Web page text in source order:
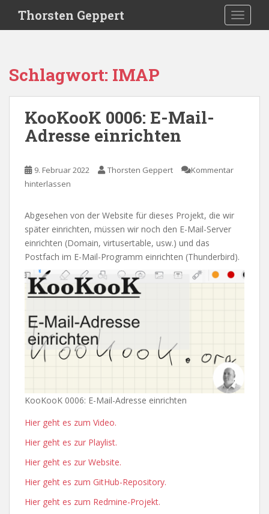
i
Thorsten Geppert
Schlagwort: IMAP
KooKooK 0006: E-Mail-
Adresse einrichten
9. Februar 2022 Thorsten Geppert
Kommentar
hinterlassen
Abgesehen von der Website für dieses Projekt, die wir
später einrichten, müssen wir noch den E-Mail-Server
einrichten (Domain, virtusertable, usw.) und das
Postfach im E-Mail-Programm einrichten (Thunderbird).
KooKooK 0006: E-Mail-Adresse einrichten
Hier geht es zum Video.
Hier geht es zur Playlist.
Hier geht es zur Website.
Hier geht es zum GitHub-Repository.
Hier geht es zum Redmine-Projekt.